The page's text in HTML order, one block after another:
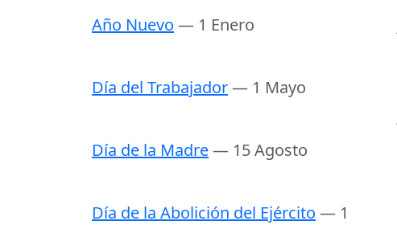
Año Nuevo — 1 Enero
Día del Trabajador— 1 Mayo
Día de la Madre— 15 Agosto
Día de la Abolición del Ejército — 1